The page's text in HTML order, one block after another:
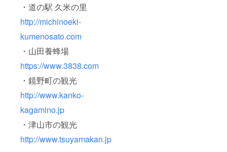
・道の駅 久米の里
http://michinoeki-
kumenosato.com
・山田養蜂場
https://www.3838.com
・鏡野町の観光
http://www.kanko-
kagamino.jp
・津山市の観光
http://www.tsuyamakan.jp